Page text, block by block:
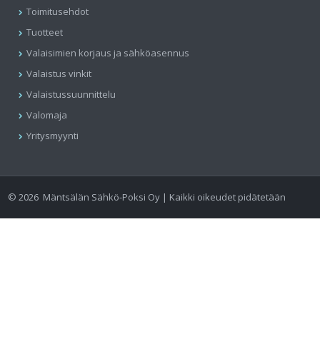
Toimitusehdot
Tuotteet
Valaisimien korjaus ja sähköasennus
Valaistus vinkit
Valaistussuunnittelu
Valomaja
Yritysmyynti
©2026 Mäntsälän Sähkö-Poksi Oy | Kaikki oikeudet pidätetään